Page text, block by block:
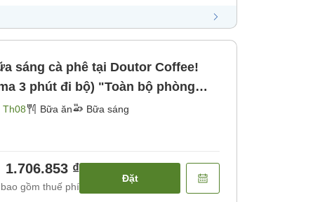
sáng cà phê tại Doutor Coffee!
3 phút đi bộ) "Toàn bộ phòng
Th08 Bữa ăn Bữa sáng
1.706.853 ₫
gồm thuế phí
Đặt